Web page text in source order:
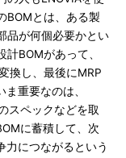
BOMとは、ある製
品が何個必要かとい
計BOMがあって、
換し、最後にMRP
重要なのは、
スペックなどを取
に蓄積して、次
力につながるという